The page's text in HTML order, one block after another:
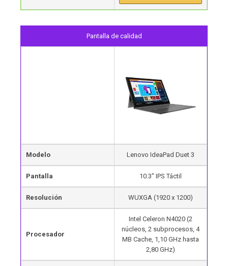
Pantalla de calidad
Modelo Lenovo IdeaPad Duet 3
Pantalla 10.3″ IPS Táctil
Resolución WUXGA (1920 x 1200)
Procesador
Intel Celeron N4020 (2
núcleos, 2 subprocesos, 4
MB Cache, 1,10 GHz hasta
2,80 GHz)